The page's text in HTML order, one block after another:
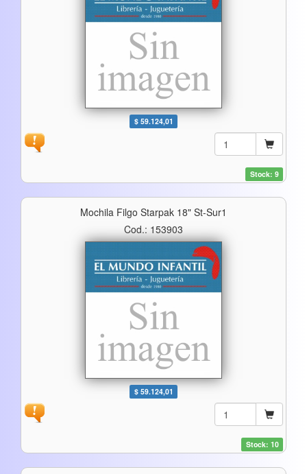
$ 59.124,01
Stock: 9
Mochila Filgo Starpak 18" St-Sur1
Cod.: 153903
$ 59.124,01
Stock: 10